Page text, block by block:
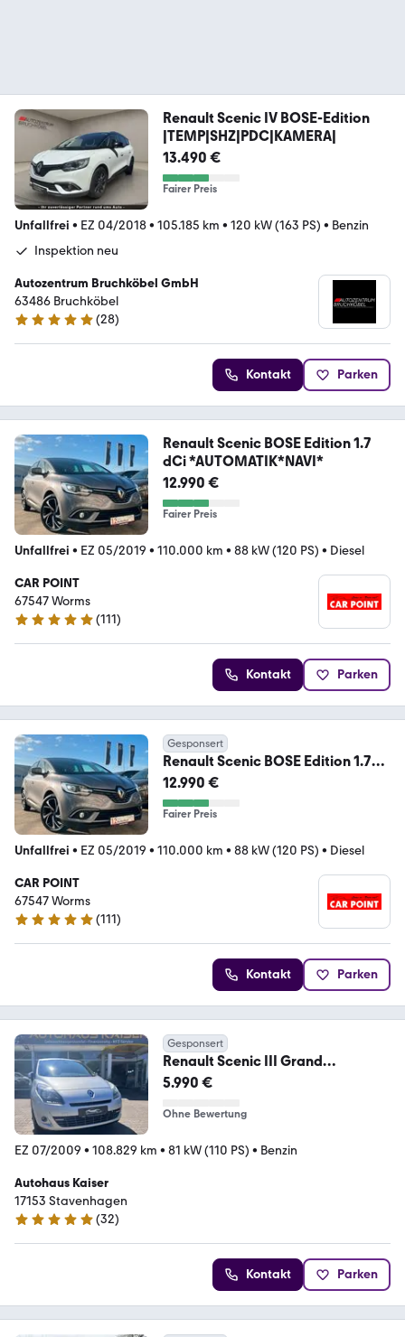
Renault Scenic IV BOSE-Edition
|TEMP|SHZ|PDC|KAMERA|
13.490 €
Fairer Preis
Unfallfrei • EZ 04/2018• 105.185 km • 120 kW (163 PS) • Benzin
Inspektion neu
Autozentrum Bruchköbel GmbH
63486 Bruchköbel
5 Sterne
(28)
Kontakt Parken
Renault Scenic BOSE Edition 1.7
dCi *AUTOMATIK*NAVI*
12.990 €
Fairer Preis
Unfallfrei • EZ 05/2019 • 110.000 km • 88 kW (120 PS) • Diesel
CAR POINT
67547 Worms
4.8 Sterne
(111)
Kontakt Parken
Gesponsert
Renault Scenic BOSE Edition 1.7
dCi *AUTOMATIK*NAVI*
12.990 €
Fairer Preis
Unfallfrei • EZ 05/2019 • 110.000 km • 88 kW (120 PS) • Diesel
CAR POINT
67547 Worms
4.8 Sterne
(111)
Kontakt Parken
Gesponsert
Renault Scenic III Grand
Dynamique
5.990 €
Ohne Bewertung
EZ 07/2009 • 108.829 km • 81 kW (110 PS) • Benzin
Autohaus Kaiser
17153 Stavenhagen
5 Sterne
(32)
Kontakt Parken